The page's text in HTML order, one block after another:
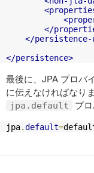
</
</
</persistence>
最後に、JPA プロバ
に伝えなければなりま
jpa.default プ
jpa.default=